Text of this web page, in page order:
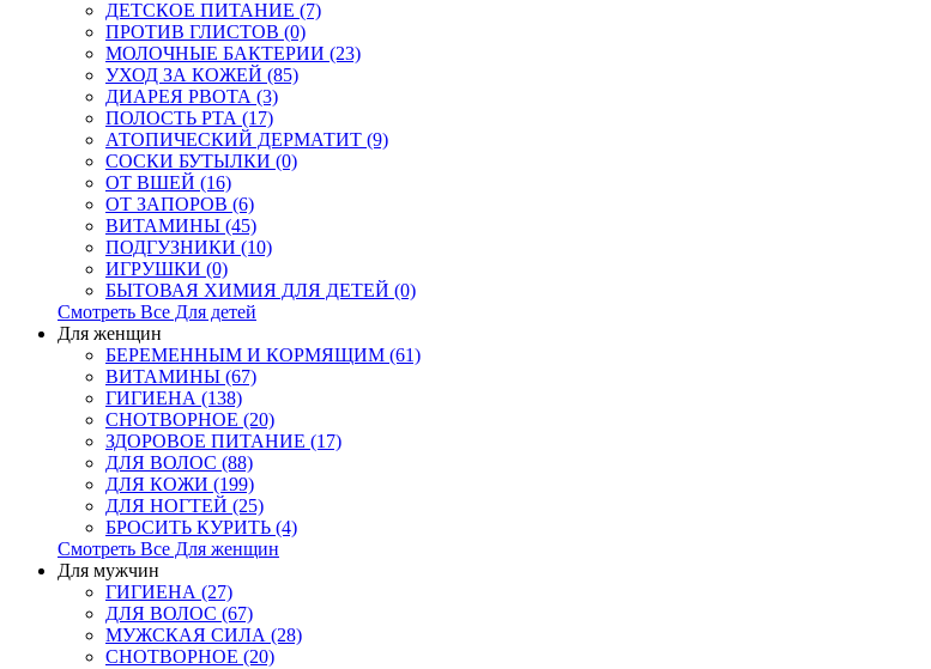
ДЕТСКОЕ ПИТАНИЕ (7)
ПРОТИВ ГЛИСТОВ (0)
МОЛОЧНЫЕ БАКТЕРИИ (23)
УХОД ЗА КОЖЕЙ (85)
ДИАРЕЯ РВОТА (3)
ПОЛОСТЬ РТА (17)
АТОПИЧЕСКИЙ ДЕРМАТИТ (9)
СОСКИ БУТЫЛКИ (0)
ОТ ВШЕЙ (16)
ОТ ЗАПОРОВ (6)
ВИТАМИНЫ (45)
ПОДГУЗНИКИ (10)
ИГРУШКИ (0)
БЫТОВАЯ ХИМИЯ ДЛЯ ДЕТЕЙ (0)
Смотреть Все Для детей
Для женщин
БЕРЕМЕННЫМ И КОРМЯЩИМ (61)
ВИТАМИНЫ (67)
ГИГИЕНА (138)
СНОТВОРНОЕ (20)
ЗДОРОВОЕ ПИТАНИЕ (17)
ДЛЯ ВОЛОС (88)
ДЛЯ КОЖИ (199)
ДЛЯ НОГТЕЙ (25)
БРОСИТЬ КУРИТЬ (4)
Смотреть Все Для женщин
Для мужчин
ГИГИЕНА (27)
ДЛЯ ВОЛОС (67)
МУЖСКАЯ СИЛА (28)
СНОТВОРНОЕ (20)